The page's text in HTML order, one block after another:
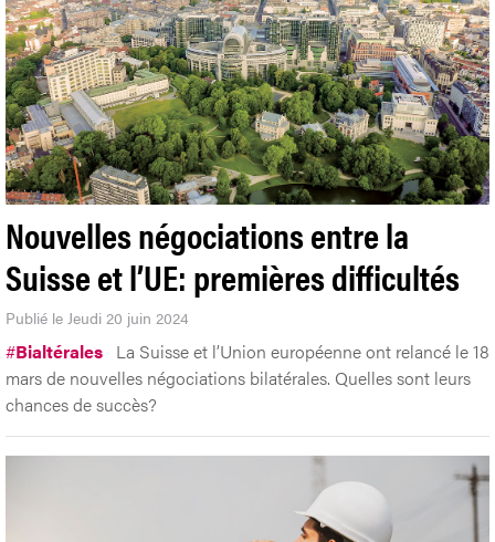
Nouvelles négociations entre la
Suisse et l’UE: premières difficultés
Publié le Jeudi 20 juin 2024
#Bialtérales La Suisse et l’Union européenne ont relancé le 18
mars de nouvelles négociations bilatérales. Quelles sont leurs
chances de succès?